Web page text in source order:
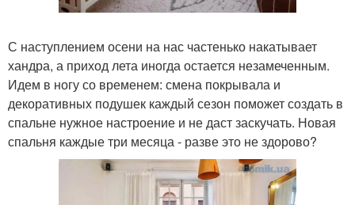
С наступлением осени на нас частенько накатывает
хандра, а приход лета иногда остается незамеченным.
Идем в ногу со временем: смена покрывала и
декоративных подушек каждый сезон поможет создать в
спальне нужное настроение и не даст заскучать. Новая
спальня каждые три месяца - разве это не здорово?